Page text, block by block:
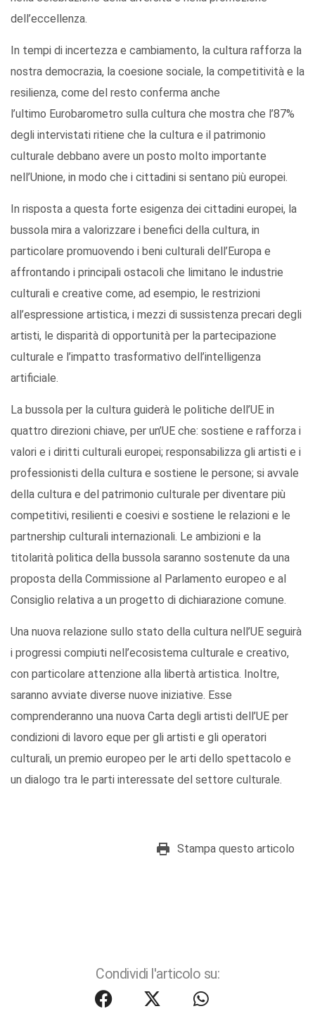
dell’eccellenza.
In tempi di incertezza e cambiamento, la cultura rafforza la
nostra democrazia, la coesione sociale, la competitività e la
resilienza, come del resto conferma anche
l’ultimo Eurobarometro sulla cultura che mostra che l’87%
degli intervistati ritiene che la cultura e il patrimonio
culturale debbano avere un posto molto importante
nell’Unione, in modo che i cittadini si sentano più europei.
In risposta a questa forte esigenza dei cittadini europei, la
bussola mira a valorizzare i benefici della cultura, in
particolare promuovendo i beni culturali dell’Europa e
affrontando i principali ostacoli che limitano le industrie
culturali e creative come, ad esempio, le restrizioni
all’espressione artistica, i mezzi di sussistenza precari degli
artisti, le disparità di opportunità per la partecipazione
culturale e l’impatto trasformativo dell’intelligenza
artificiale.
La bussola per la cultura guiderà le politiche dell’UE in
quattro direzioni chiave, per un’UE che: sostiene e rafforza i
valori e i diritti culturali europei; responsabilizza gli artisti e i
professionisti della cultura e sostiene le persone; si avvale
della cultura e del patrimonio culturale per diventare più
competitivi, resilienti e coesivi e sostiene le relazioni e le
partnership culturali internazionali. Le ambizioni e la
titolarità politica della bussola saranno sostenute da una
proposta della Commissione al Parlamento europeo e al
Consiglio relativa a un progetto di dichiarazione comune.
Una nuova relazione sullo stato della cultura nell’UE seguirà
i progressi compiuti nell’ecosistema culturale e creativo,
con particolare attenzione alla libertà artistica. Inoltre,
saranno avviate diverse nuove iniziative. Esse
comprenderanno una nuova Carta degli artisti dell’UE per
condizioni di lavoro eque per gli artisti e gli operatori
culturali, un premio europeo per le arti dello spettacolo e
un dialogo tra le parti interessate del settore culturale.
Stampa questo articolo
Condividi l'articolo su: